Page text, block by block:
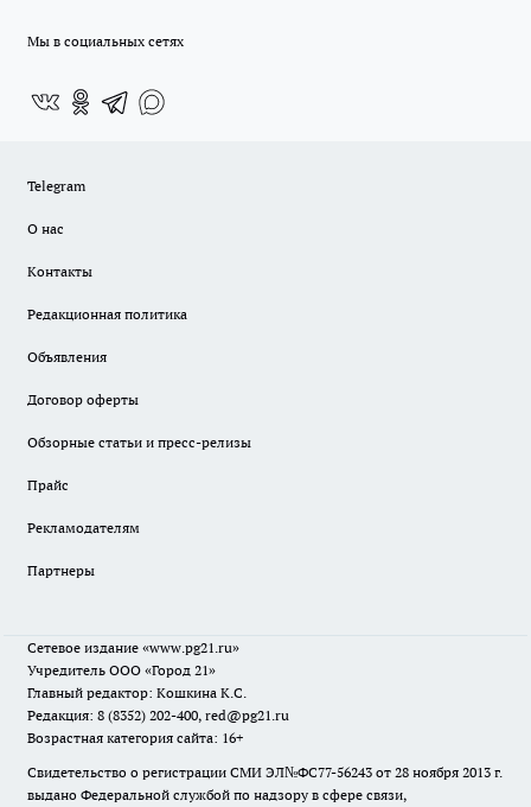
Мы в социальных сетях
Telegram
О нас
Контакты
Редакционная политика
Объявления
Договор оферты
Обзорные статьи и пресс-релизы
Прайс
Рекламодателям
Партнеры
Сетевое издание «www.pg21.ru»
Учредитель ООО «Город 21»
Главный редактор: Кошкина К.С.
Редакция: 8 (8352) 202-400, red@pg21.ru
Возрастная категория сайта: 16+
Свидетельство о регистрации СМИ ЭЛ№ФС77-56243 от 28 ноября 2013 г.
выдано Федеральной службой по надзору в сфере связи,